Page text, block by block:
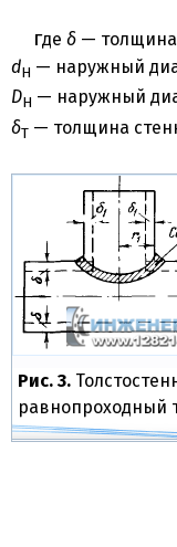
где δ — толщина
dH — наружный
DH — наружный
δT — толщина
Рис. 3.
равнопроходный